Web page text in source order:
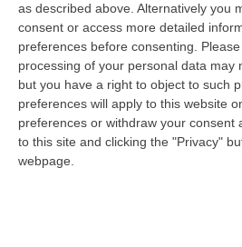
as described above. Alternatively you
consent or access more detailed
preferences before consenting.
processing of your personal data may
but you have a right to object to such
preferences will apply to this website
preferences or withdraw your consent
to this site and clicking the "Privacy"
webpage.
Lamezia, i “papabili”
La “contesa” sulla
Consiglio
Consultazioni nel vivo tra il
della coalizione di